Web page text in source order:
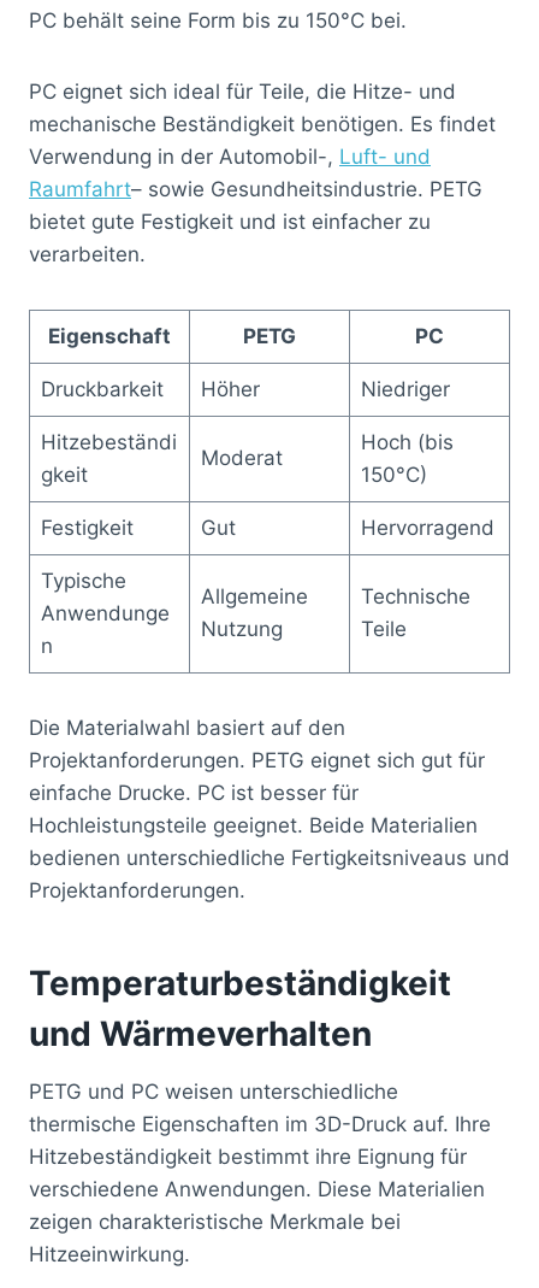
PC behält seine Form bis zu 150°C bei.
PC eignet sich ideal für Teile, die Hitze- und
mechanische Beständigkeit benötigen. Es findet
Verwendung in der Automobil-, Luft- und
Raumfahrt– sowie Gesundheitsindustrie. PETG
bietet gute Festigkeit und ist einfacher zu
verarbeiten.
Eigenschaft PETG PC
Druckbarkeit Höher Niedriger
Hitzebeständi
gkeit
Moderat
Hoch (bis
150°C)
Festigkeit Gut Hervorragend
Typische
Anwendunge
n
Allgemeine
Nutzung
Technische
Teile
Die Materialwahl basiert auf den
Projektanforderungen. PETG eignet sich gut für
einfache Drucke. PC ist besser für
Hochleistungsteile geeignet. Beide Materialien
bedienen unterschiedliche Fertigkeitsniveaus und
Projektanforderungen.
Temperaturbeständigkeit
und Wärmeverhalten
PETG und PC weisen unterschiedliche
thermische Eigenschaften im 3D-Druck auf. Ihre
Hitzebeständigkeit bestimmt ihre Eignung für
verschiedene Anwendungen. Diese Materialien
zeigen charakteristische Merkmale bei
Hitzeeinwirkung.